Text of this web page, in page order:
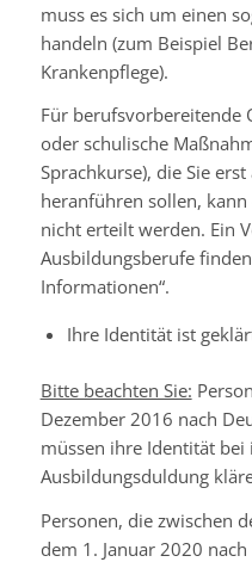
muss es sich um einen
handeln (zum Beispiel
Krankenpflege).
Für berufsvorbereitende
oder schulische
Sprachkurse), die Sie
heranführen sollen,
nicht erteilt werden. Ein
Ausbildungsberufe
Informationen“.
Ihre Identität ist
Bitte beachten Sie:
Dezember 2016 nach
müssen ihre Identität
Ausbildungsduldung
Personen, die zwischen
dem 1. Januar 2020